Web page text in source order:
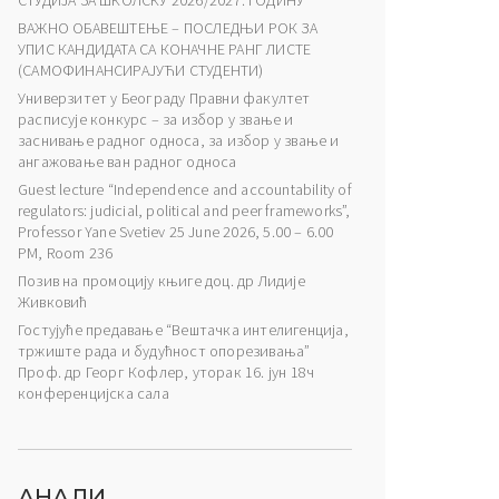
ВАЖНО ОБАВЕШТЕЊЕ – ПОСЛЕДЊИ РОК ЗА
УПИС КАНДИДАТА СА КОНАЧНЕ РАНГ ЛИСТЕ
(САМОФИНАНСИРАЈУЋИ СТУДЕНТИ)
Универзитет у Београду Правни факултет
расписује конкурс – за избор у звање и
заснивање радног односа, за избор у звање и
ангажовање ван радног односа
Guest lecture “Independence and accountability of
regulators: judicial, political and peer frameworks”,
Professor Yane Svetiev 25 June 2026, 5.00 – 6.00
PM, Room 236
Позив на промоцију књиге доц. др Лидије
Живковић
Гостујуће предавање “Вештачка интелигенција,
тржиште рада и будућност опорезивања”
Проф. др Георг Кофлер, уторак 16. јун 18ч
конференцијска сала